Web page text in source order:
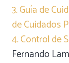
3. Guía de
de Cuidados
4. Control de
Fernando